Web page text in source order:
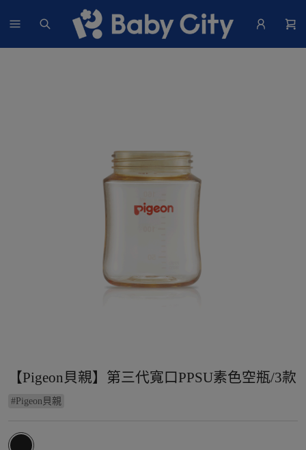
【Pigeon貝親】第三代寬口PPSU素色空瓶/3款
# Pigeon貝親